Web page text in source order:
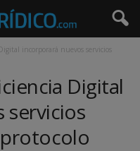
incorporará nuevos servicios
Digital
servicios